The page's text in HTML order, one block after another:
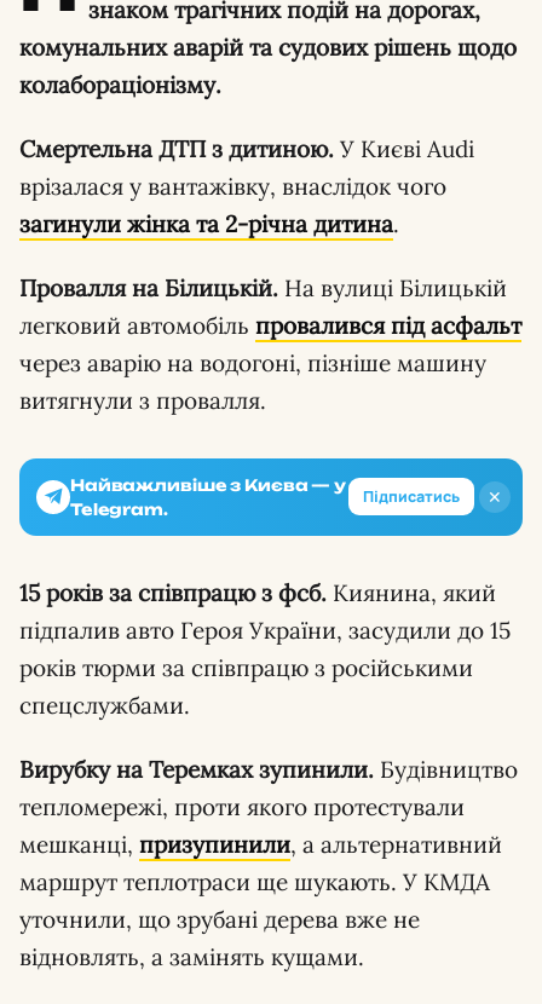
знаком трагічних подій на дорогах,
комунальних аварій та судових рішень щодо
колабораціонізму.
Смертельна ДТП з дитиною. У Києві Audi
врізалася у вантажівку, внаслідок чого
загинули жінка та 2-річна дитина.
Провалля на Білицькій. На вулиці Білицькій
легковий автомобіль провалився під асфальт
через аварію на водогоні, пізніше машину
витягнули з провалля.
✕
Найважливіше з Києва — у
Telegram.
Підписатись
15 років за співпрацю з фсб. Киянина, який
підпалив авто Героя України, засудили до 15
років тюрми за співпрацю з російськими
спецслужбами.
Вирубку на Теремках зупинили. Будівництво
тепломережі, проти якого протестували
мешканці, призупинили, а альтернативний
маршрут теплотраси ще шукають. У КМДА
уточнили, що зрубані дерева вже не
відновлять, а замінять кущами.